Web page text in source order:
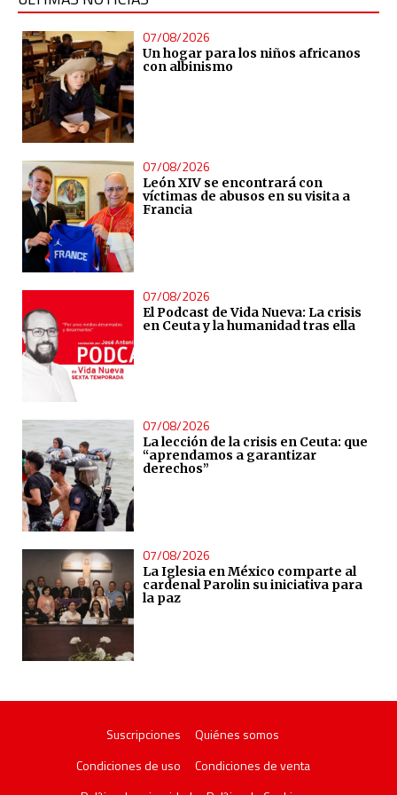
07/08/2026
Un hogar para los niños africanos
con albinismo
07/08/2026
León XIV se encontrará con
víctimas de abusos en su visita a
Francia
07/08/2026
El Podcast de Vida Nueva: La crisis
en Ceuta y la humanidad tras ella
07/08/2026
La lección de la crisis en Ceuta: que
“aprendamos a garantizar
derechos”
07/08/2026
La Iglesia en México comparte al
cardenal Parolin su iniciativa para
la paz
Suscripciones
Quiénes somos
Condiciones de uso
Condiciones de venta